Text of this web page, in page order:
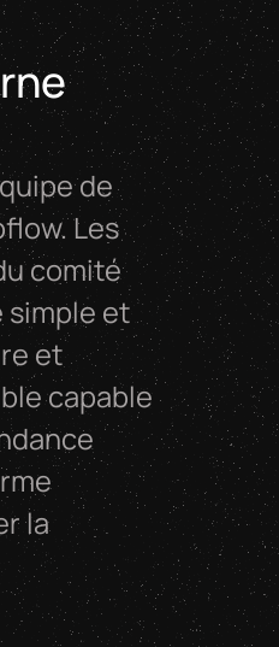
de
Les
comité
simple et
et
capable
la